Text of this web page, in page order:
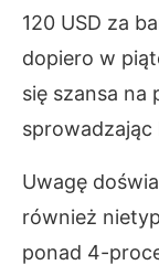
120 USD za
dopiero w
się szansa na
sprowadzając
Uwagę
również
ponad 4-